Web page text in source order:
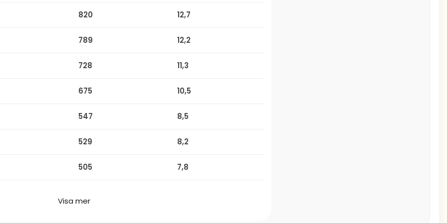
820 12,7
789 12,2
728 11,3
675 10,5
547 8,5
529 8,2
505 7,8
Visa mer